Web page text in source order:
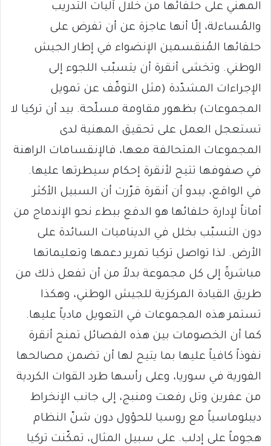
المهني على حلفائها من خلال آليات التدريب
والمُساءلة، إلّا أنها عاجزة عن أن تفرض على
حلفائها المُنقسمين الإنضواء في إطار الجيش
الوطني. وتخشى أنقرة أن يتسبّب اللجوء إلى
الإجراءات المشدّدة (مثل التوقّف عن تمويل
المجموعات) بظهور مقاومة مسلّحة. بيد أن تركيا لا
تستعجل العمل على تحقيق المهنية لدى
المجموعات المتحالفة معها، فالإنقسامات الراهنة
في صفوفها تتيح لأنقرة إحكام سيطرتها عليها.
في الواقع، يبدو أن أنقرة قرّرت أن السبيل الأكثر
أماناً لإدارة حلفائها هو الدفع ببطء نحو الإندماج من
دون التسبّب بخلل في الديناميات السائدة على
الأرض. لذا تواصل تركيا تمرير دعمها وتعليماتها
مباشرةً إلى كل مجموعة بدلاً من أن تفعل ذلك من
طريق القيادة المركزية للجيش الوطني، وهكذا
تستمر هذه المجموعات في التعويل مادياً عليها.
كما أن الخصومات بين هذه الفصائل تمنح أنقرة
نفوذاً كافياً عليها بما يتيح لها أن تضمن مصالحها
الفورية في سوريا، وعلى رأسها طرد القوات الكردية
من عفرين وتل رفعت ومنبج، إلى جانب الإنخراط
ديبلوماسياً مع روسيا للحؤول دون شنّ النظام
هجوماً على إدلب. على سبيل المثال، تمكّنت تركيا